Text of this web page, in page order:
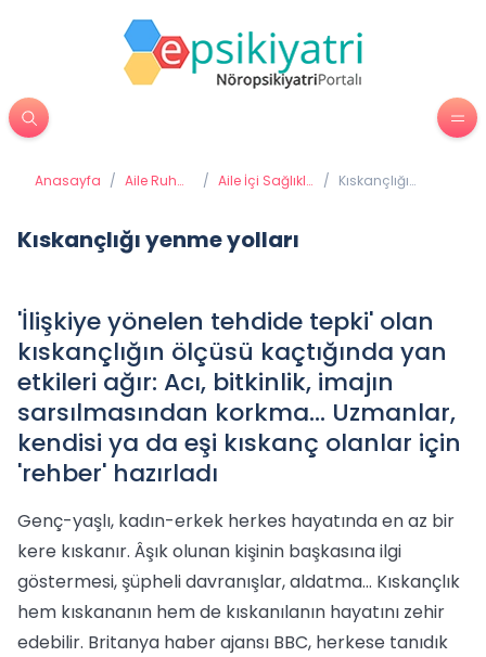
Anasayfa / Aile Ruh
/ Aile İçi Sağlıklı
/ Kıskançlığı
Kıskançlığı yenme yolları
'İlişkiye yönelen tehdide tepki' olan
kıskançlığın ölçüsü kaçtığında yan
etkileri ağır: Acı, bitkinlik, imajın
sarsılmasından korkma... Uzmanlar,
kendisi ya da eşi kıskanç olanlar için
'rehber' hazırladı
Genç-yaşlı, kadın-erkek herkes hayatında en az bir
kere kıskanır. Âşık olunan kişinin başkasına ilgi
göstermesi, şüpheli davranışlar, aldatma... Kıskançlık
hem kıskananın hem de kıskanılanın hayatını zehir
edebilir. Britanya haber ajansı BBC, herkese tanıdık